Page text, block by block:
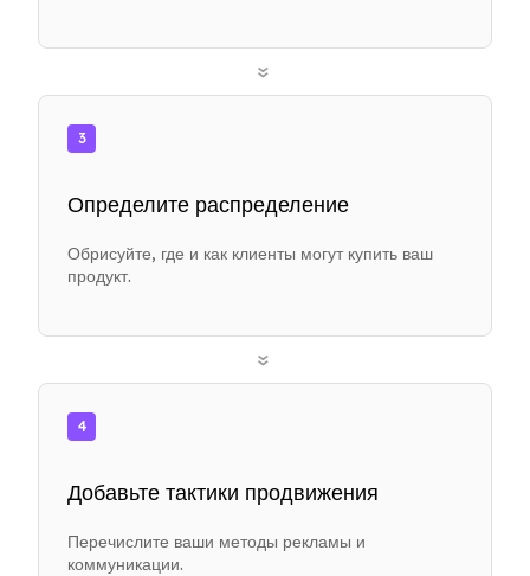
»
3
Определите распределение
Обрисуйте, где и как клиенты могут купить ваш
продукт.
»
4
Добавьте тактики продвижения
Перечислите ваши методы рекламы и
коммуникации.